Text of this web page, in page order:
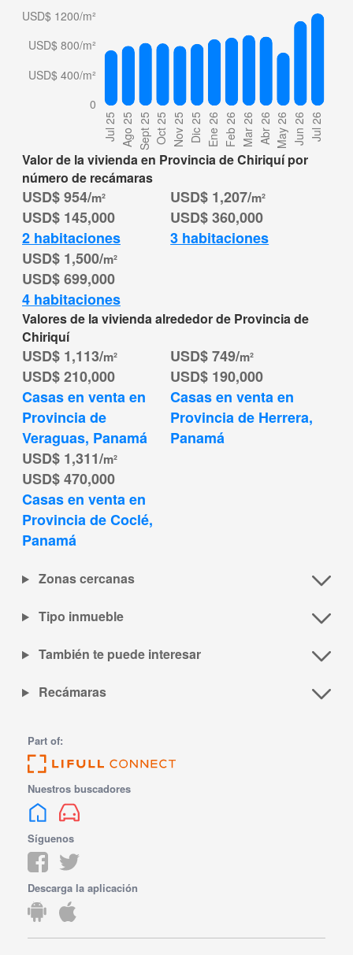
Valor de la vivienda en Provincia de Chiriquí por
número de recámaras
USD$ 145,000
USD$ 954/m²
2 habitaciones
USD$ 360,000
USD$ 1,207/m²
3 habitaciones
USD$ 699,000
USD$ 1,500/m²
4 habitaciones
Valores de la vivienda alrededor de Provincia de
Chiriquí
USD$ 210,000
USD$ 1,113/m²
Casas en venta en
Provincia de
Veraguas, Panamá
USD$ 190,000
USD$ 749/m²
Casas en venta en
Provincia de Herrera,
Panamá
USD$ 470,000
USD$ 1,311/m²
Casas en venta en
Provincia de Coclé,
Panamá
Zonas cercanas
Tipo inmueble
También te puede interesar
Recámaras
Part of:
Nuestros buscadores
Síguenos
Descarga la aplicación